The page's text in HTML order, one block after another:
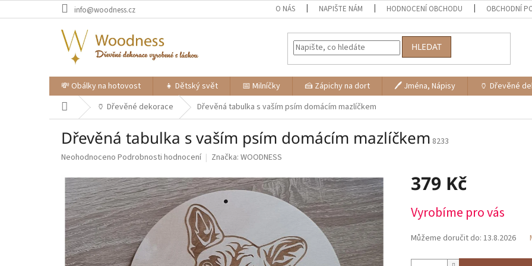
na
info@woodness.cz O NÁS NAPIŠTE NÁM HODNOCENÍ OBCHODU OBCHODNÍ
HLEDAT
💸 Obálky na hotovost 👧 Dětský svět 📅 Milníčky 🍰 Zápichy na dort 🖊 Jména, Nápisy 🏺 Dřevěné
Domů
🏺 Dřevěné dekorace Dřevěná tabulka s vaším psím domácím mazlíčkem
Dřevěná tabulka s vaším psím domácím mazlíčkem 8233
Průměrné
produktu
je
0,0
hvězdiček.
Neohodnoceno Podrobnosti hodnocení Značka: WOODNESS
379 Kč
cena:
Vyrobíme pro vás
Můžeme doručit do: 13.8.2026